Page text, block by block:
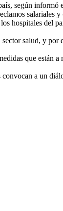
según informó
salariales
hospitales del
salud, y
que están
a un